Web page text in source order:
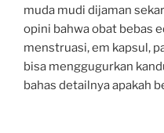
muda mudi dijaman
opini bahwa obat bebas
menstruasi, em kapsul,
bisa menggugurkan
bahas detailnya apakah